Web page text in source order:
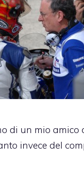
di un mio amico
invece del